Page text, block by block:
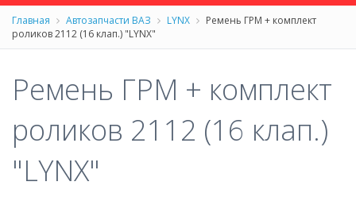
Главная Автозапчасти ВАЗ LYNX
Ремень ГРМ + комплект
роликов 2112 (16 клап.) "LYNX"
Ремень ГРМ + комплект
роликов 2112 (16 клап.)
"LYNX"